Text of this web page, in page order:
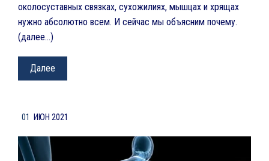
околосуставных связках, сухожилиях, мышцах и хрящах
нужно абсолютно всем. И сейчас мы объясним почему.
(далее…)
Далее
01 ИЮН 2021